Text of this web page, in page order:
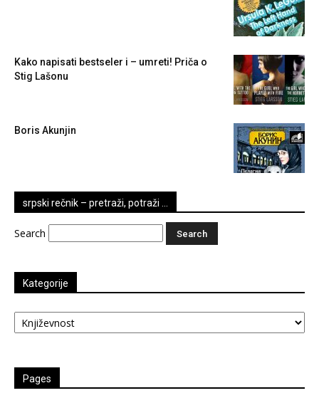
Kako napisati bestseler i – umreti! Priča o
Stig Lašonu
Boris Akunjin
srpski rečnik – pretraži, potraži …
Search
Kategorije
Kategorije
Pages